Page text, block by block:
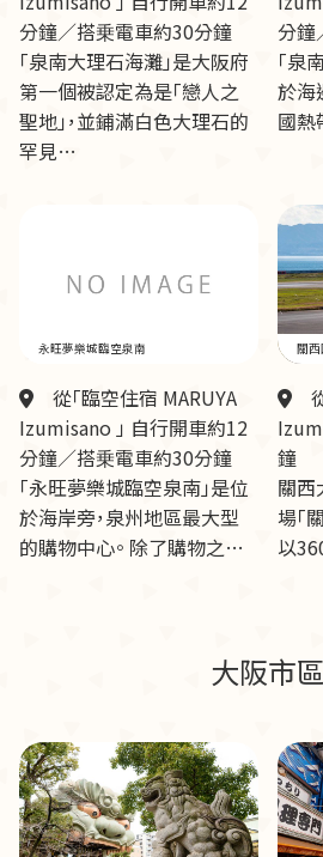
分鐘／搭乗電車約30分鐘
「泉南大理石海灘」是大阪府
第一個被認定為是「戀人之
聖地」，並鋪滿白色大理石的
罕見…
分鐘
「泉
於海
國熱
永旺夢樂城臨空泉南
從「臨空住宿 MARUYA
Izumisano 」 自行開車約12
分鐘／搭乗電車約30分鐘
「永旺夢樂城臨空泉南」是位
於海岸旁，泉州地區最大型
的購物中心。 除了購物之…
關西
鐘
關西
場「
以
大阪市區